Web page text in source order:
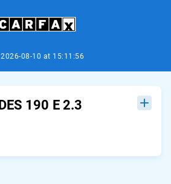
08-10 at 15:11:56
190 E 2.3